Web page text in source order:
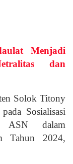
Menjadi
dan
Solok Titony
Sosialisasi
ASN dalam
Tahun 2024,